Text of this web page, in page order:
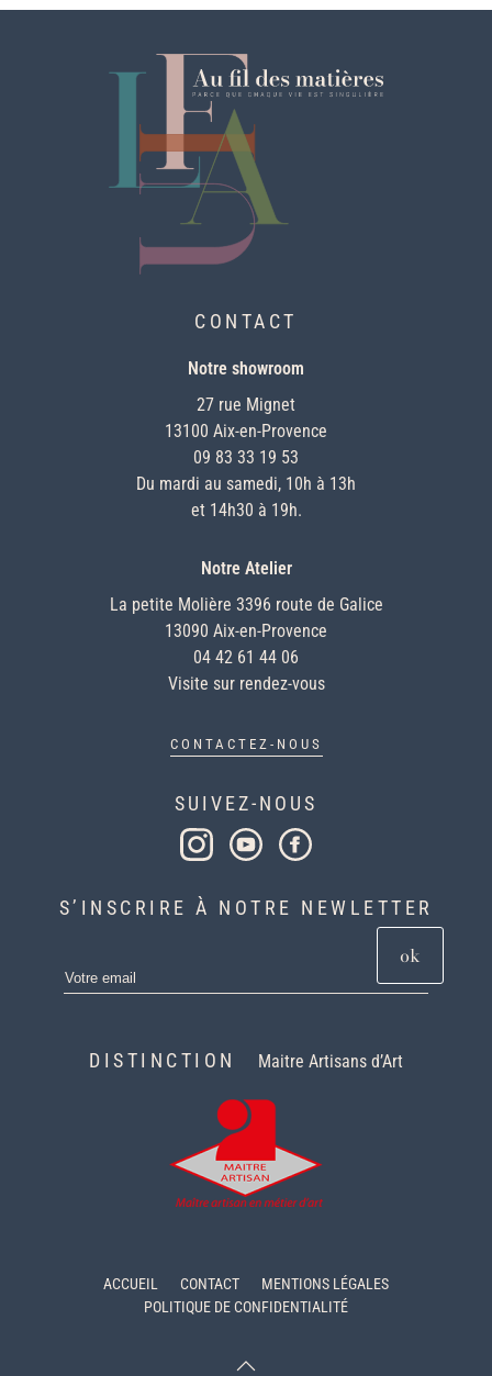
CONTACT
Notre showroom
27 rue Mignet
13100 Aix-en-Provence
09 83 33 19 53
Du mardi au samedi, 10h à 13h
et 14h30 à 19h.
Notre Atelier
La petite Molière 3396 route de Galice
13090 Aix-en-Provence
04 42 61 44 06
Visite sur rendez-vous
CONTACTEZ-NOUS
SUIVEZ-NOUS
S’INSCRIRE À NOTRE NEWLETTER
ok
DISTINCTION Maitre Artisans d’Art
ACCUEIL CONTACT
MENTIONS LÉGALES
POLITIQUE DE CONFIDENTIALITÉ